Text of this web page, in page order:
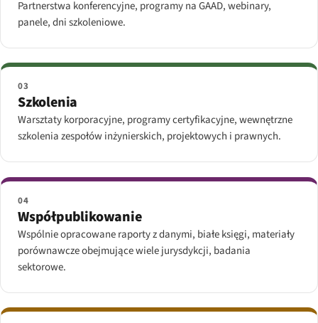
Partnerstwa konferencyjne, programy na GAAD, webinary,
panele, dni szkoleniowe.
03
Szkolenia
Warsztaty korporacyjne, programy certyfikacyjne, wewnętrzne
szkolenia zespołów inżynierskich, projektowych i prawnych.
04
Współpublikowanie
Wspólnie opracowane raporty z danymi, białe księgi, materiały
porównawcze obejmujące wiele jurysdykcji, badania
sektorowe.